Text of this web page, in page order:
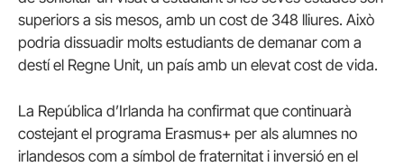
superiors a sis mesos, amb un cost de 348 lliures. Això
podria dissuadir molts estudiants de demanar com a
destí el Regne Unit, un país amb un elevat cost de vida.
La República d’Irlanda ha confirmat que continuarà
costejant el programa Erasmus+ per als alumnes no
irlandesos com a símbol de fraternitat i inversió en el